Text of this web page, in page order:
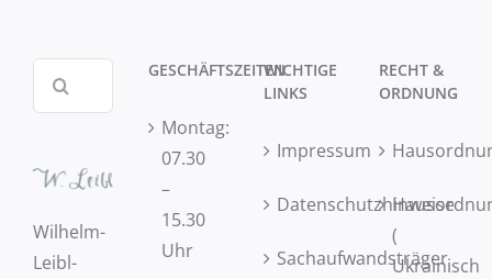
Suche
Wilhelm-
Leibl-
GESCHÄFTSZEITEN
Montag:
07.30
–
15.30
Uhr
WICHTIGE
LINKS
Impressum
Datenschutzhinweise
Sachaufwandsträger
RECHT &
ORDNUNG
(
Ukrainisch